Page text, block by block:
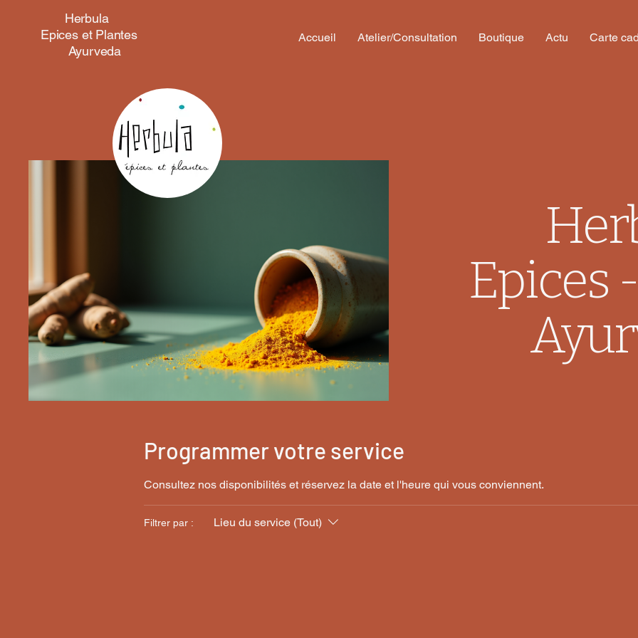
Herbula
Epices et Plantes
Ayurveda
Accueil Atelier/Consultation Boutique Actu Carte
Epices
Programmer votre service
Consultez nos disponibilités et réservez la date et l'heure qui vous conviennent.
Filtrer par : Lieu du service (Tout)